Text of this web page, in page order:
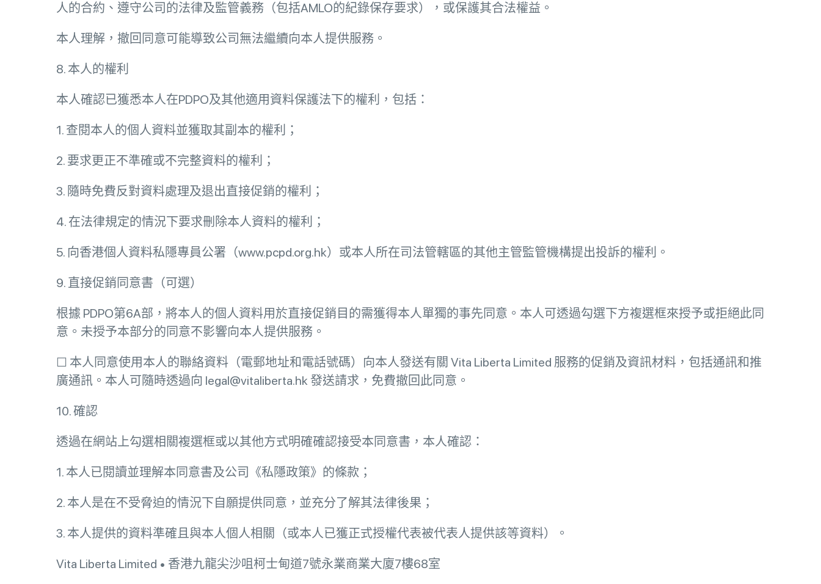
人的合約、遵守公司的法律及監管義務（包括AMLO的紀錄保存要求），或保護其合法權益。
本人理解，撤回同意可能導致公司無法繼續向本人提供服務。
8. 本人的權利
本人確認已獲悉本人在PDPO及其他適用資料保護法下的權利，包括：
1. 查閱本人的個人資料並獲取其副本的權利；
2. 要求更正不準確或不完整資料的權利；
3. 隨時免費反對資料處理及退出直接促銷的權利；
4. 在法律規定的情況下要求刪除本人資料的權利；
5. 向香港個人資料私隱專員公署（www.pcpd.org.hk）或本人所在司法管轄區的其他主管監管機構提出投訴的權利。
9. 直接促銷同意書（可選）
根據 PDPO第6A部，將本人的個人資料用於直接促銷目的需獲得本人單獨的事先同意。本人可透過勾選下方複選框來授予或拒絕此同
意。未授予本部分的同意不影響向本人提供服務。
☐ 本人同意使用本人的聯絡資料（電郵地址和電話號碼）向本人發送有關 Vita Liberta Limited 服務的促銷及資訊材料，包括通訊和推
廣通訊。本人可隨時透過向 legal@vitaliberta.hk 發送請求，免費撤回此同意。
10. 確認
透過在網站上勾選相關複選框或以其他方式明確確認接受本同意書，本人確認：
1. 本人已閱讀並理解本同意書及公司《私隱政策》的條款；
2. 本人是在不受脅迫的情況下自願提供同意，並充分了解其法律後果；
3. 本人提供的資料準確且與本人個人相關（或本人已獲正式授權代表被代表人提供該等資料）。
Vita Liberta Limited • 香港九龍尖沙咀柯士甸道7號永業商業大廈7樓68室